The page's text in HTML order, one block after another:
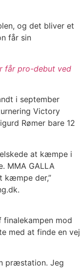
og det bliver et
får sin
får pro-debut ved
i september
Victory
Rømer bare 12
at kæmpe i
MMA GALLA
kæmpe der,”
finalekampen mod
med at finde en vej
præstation. Jeg